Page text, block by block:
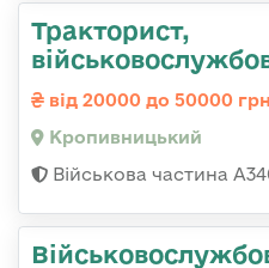
Тракторист,
від 20000 до 50000 грн
Кропивницький
Військова частина